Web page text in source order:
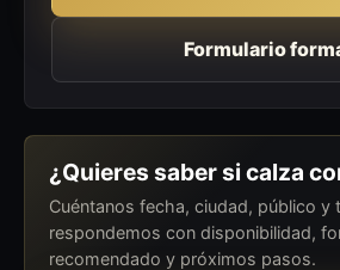
Formulario
¿Quieres saber si calza
Cuéntanos fecha, ciudad, público y
respondemos con disponibilidad,
recomendado y próximos pasos.